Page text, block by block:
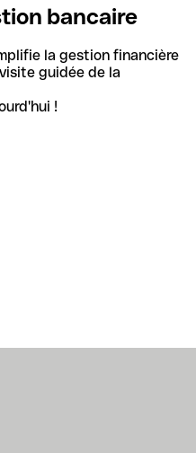
bancaire
la gestion financière
guidée de la
!